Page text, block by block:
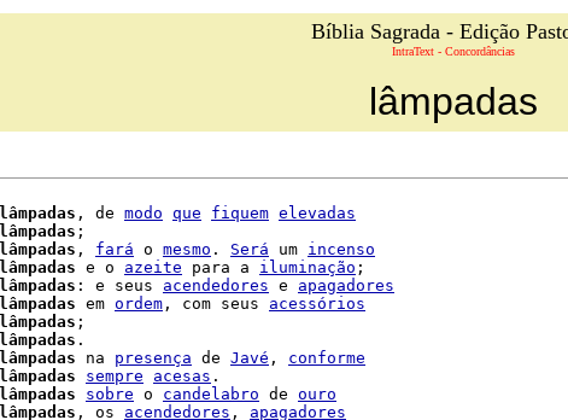
Bíblia Sagrada - Edição
IntraText - Concordâncias
lâmpadas
lâmpadas , de modo que fiquem elevadas
lâmpadas ;
lâmpadas , fará o mesmo . Será um incenso
lâmpadas e o azeite para a iluminação ;
lâmpadas : e seus acendedores e apagadores
lâmpadas em ordem , com seus acessórios
lâmpadas ;
lâmpadas .
lâmpadas na presença de Javé , conforme
lâmpadas sempre acesas .
lâmpadas sobre o candelabro de ouro
lâmpadas , os acendedores , apagadores